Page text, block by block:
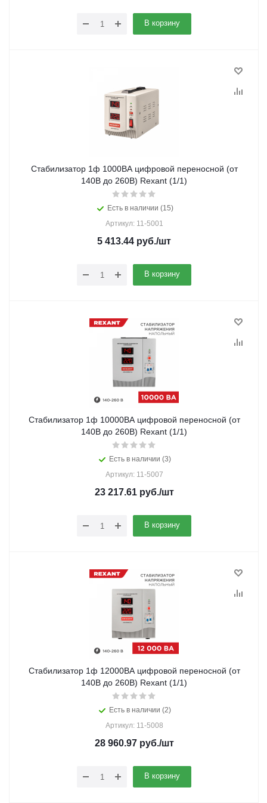
В корзину
Стабилизатор 1ф 1000ВА цифровой переносной (от
140В до 260В) Rexant (1/1)
Есть в наличии (15)
Артикул: 11-5001
5 413.44 руб./шт
В корзину
Стабилизатор 1ф 10000ВА цифровой переносной (от
140В до 260В) Rexant (1/1)
Есть в наличии (3)
Артикул: 11-5007
23 217.61руб./шт
В корзину
Стабилизатор 1ф 12000ВА цифровой переносной (от
140В до 260В) Rexant (1/1)
Есть в наличии (2)
Артикул: 11-5008
28 960.97руб./шт
В корзину